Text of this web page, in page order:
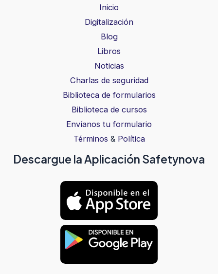
Inicio
Digitalización
Blog
Libros
Noticias
Charlas de seguridad
Biblioteca de formularios
Biblioteca de cursos
Envíanos tu formulario
Términos & Política
Descargue la Aplicación Safetynova